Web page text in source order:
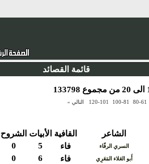
قائمة القصائد
80-61
100-81
120-101 التالي »
الشاعر القافية الأبيات الشروح
السري الرفّاء فاء 5
0
أَبو العَلاء المَعَرِي فاء 6
0